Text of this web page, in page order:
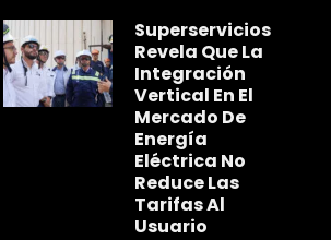
Superservicios
Revela Que La
Integración
Vertical En El
Mercado De
Energía
Eléctrica No
Reduce Las
Tarifas Al
Usuario